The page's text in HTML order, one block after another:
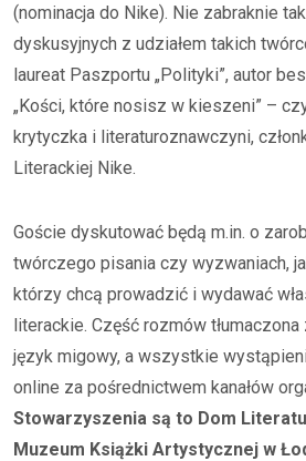
(nominacja do Nike). Nie zabraknie
dyskusyjnych z udziałem takich
laureat Paszportu „Polityki”, autor
„Kości, które nosisz w kieszeni” –
krytyczka i literaturoznawczyni,
Literackiej Nike.
Goście dyskutować będą m.in. o
twórczego pisania czy wyzwaniach,
którzy chcą prowadzić i wydawać
literackie. Część rozmów
język migowy, a wszystkie
online za pośrednictwem kanałów
Stowarzyszenia są to Dom
Muzeum Książki Artystycznej w